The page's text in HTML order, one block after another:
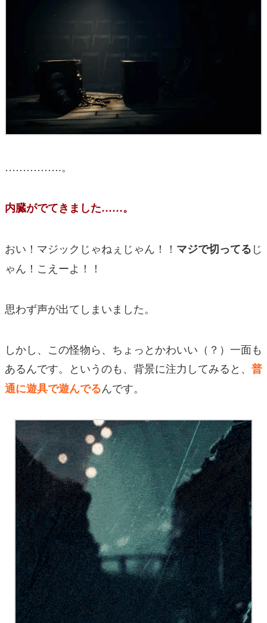
…………….。
内臓がでてきました……。
おい！マジックじゃねぇじゃん！！ マジで切ってるじ
ゃん！こえーよ！！
思わず声が出てしまいました。
しかし、この怪物ら、ちょっとかわいい（？）一面も
あるんです。というのも、背景に注力してみると、 普
通に遊具で遊んでるんです。